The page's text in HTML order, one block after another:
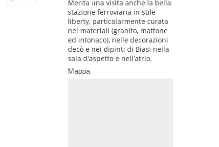
Merita una visita anche la bella
stazione ferroviaria in stile
liberty, particolarmente curata
nei materiali (granito, mattone
ed intonaco), nelle decorazioni
decò e nei dipinti di Biasi nella
sala d'aspetto e nell'atrio.
Mappa